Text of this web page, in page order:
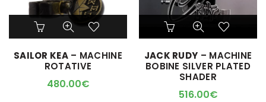
SAILOR KEA– MACHINE
ROTATIVE
480.00€
JACK RUDY – MACHINE
BOBINE SILVER PLATED
SHADER
516.00€